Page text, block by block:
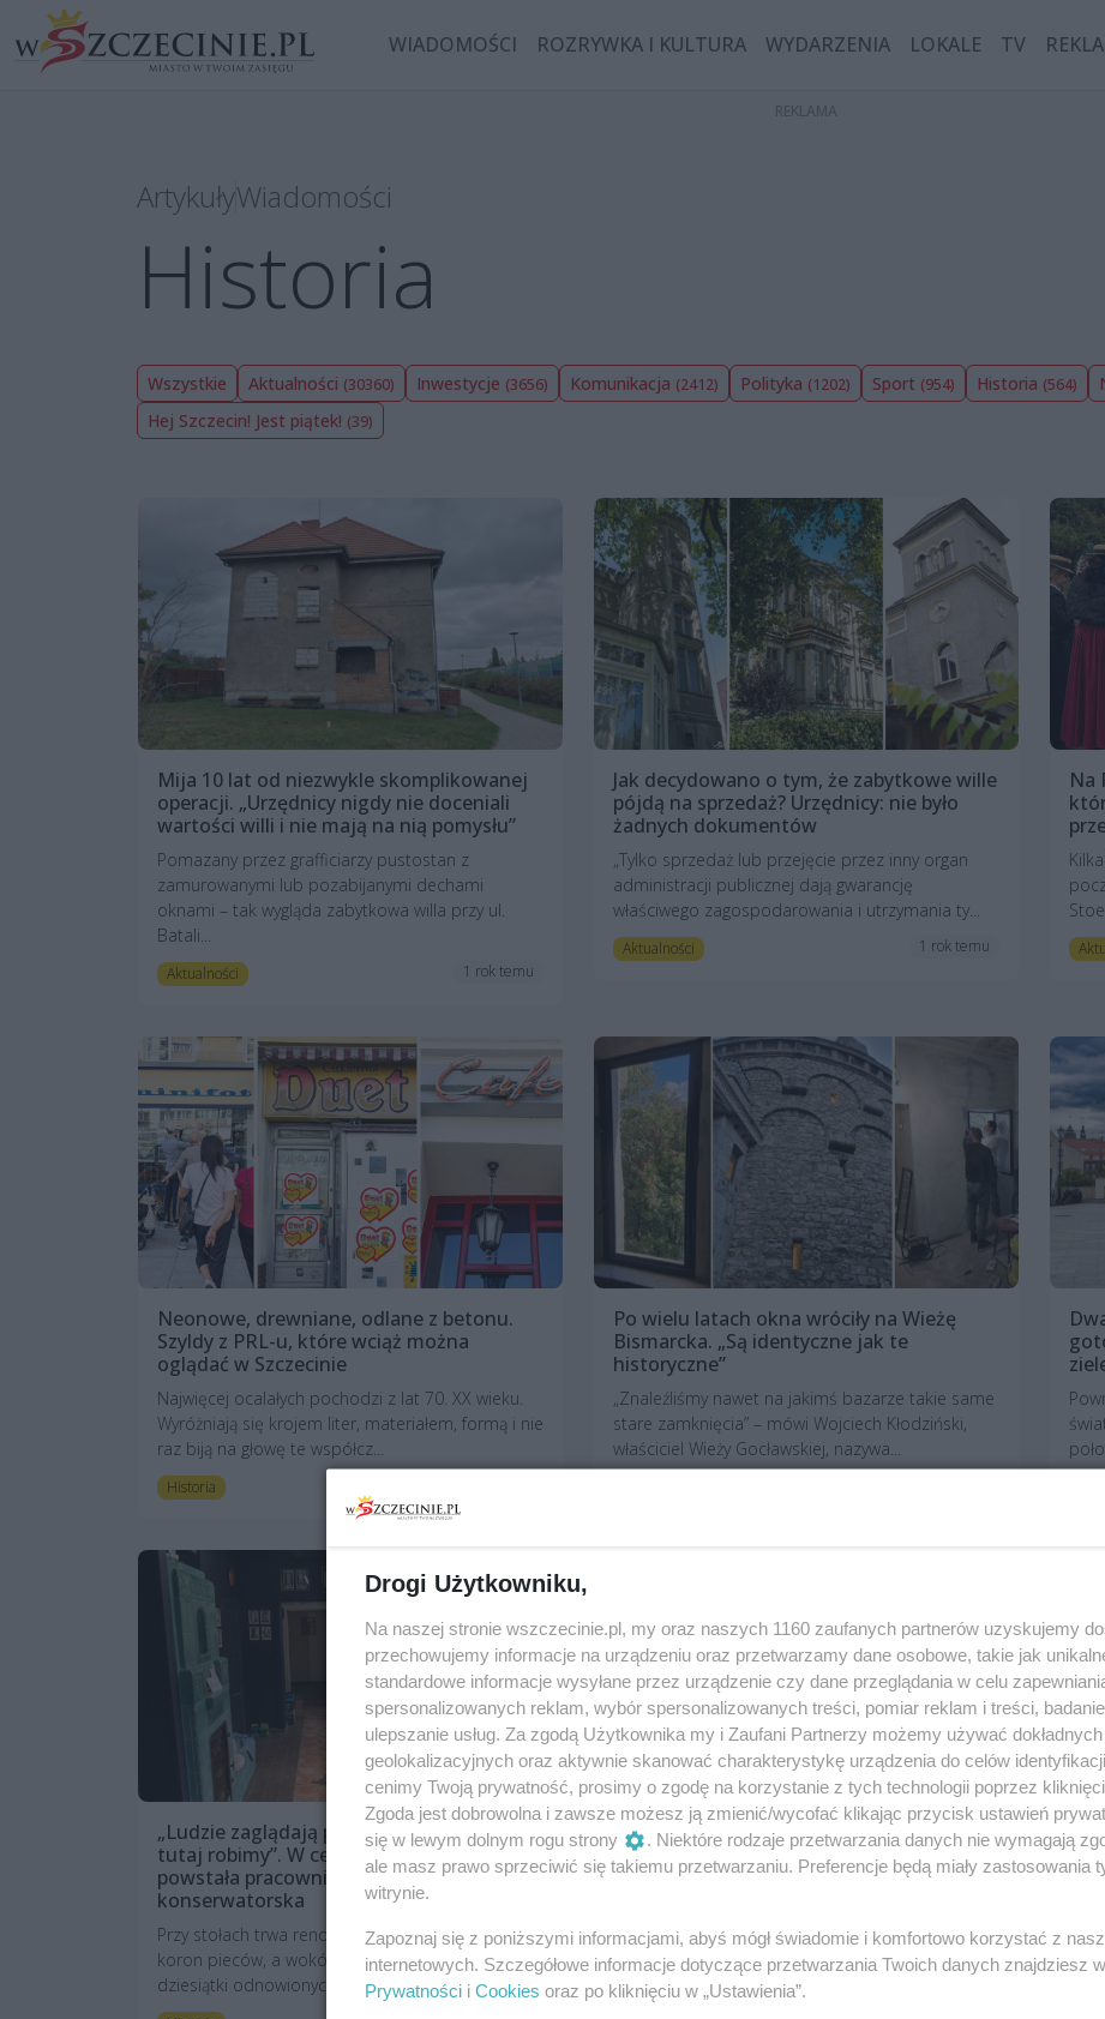
WIADOMOŚCI ROZRYWKA I KULTURA WYDARZENIA LOKALE TV
ArtykułyWiadomości
Historia
Wszystkie Aktualności (30360) Inwestycje (3656) Komunikacja (2412) Polityka (1202) Sport (954) Historia (564)
Hej Szczecin! Jest piątek! (39)
Mija 10 lat od niezwykle skomplikowanej
operacji. „Urzędnicy nigdy nie doceniali
wartości willi i nie mają na nią pomysłu”
Pomazany przez grafficiarzy pustostan z
zamurowanymi lub pozabijanymi dechami
oknami – tak wygląda zabytkowa willa przy ul.
Batali...
Aktualności 1 rok temu
Jak decydowano o tym, że zabytkowe wille
pójdą na sprzedaż? Urzędnicy: nie było
żadnych dokumentów
„Tylko sprzedaż lub przejęcie przez inny organ
administracji publicznej dają gwarancję
właściwego zagospodarowania i utrzymania ty...
Aktualności 1 rok temu
Na
Neonowe, drewniane, odlane z betonu.
Szyldy z PRL-u, które wciąż można
oglądać w Szczecinie
Najwięcej ocalałych pochodzi z lat 70. XX wieku.
Wyróżniają się krojem liter, materiałem, formą i nie
raz biją na głowę te współcz...
Historia
Po wielu latach okna wróciły na Wieżę
Bismarcka. „Są identyczne jak te
historyczne”
„Znaleźliśmy nawet na jakimś bazarze takie same
stare zamknięcia” – mówi Wojciech Kłodziński,
właściciel Wieży Gocławskiej, nazywa...
„Ludzie zaglądają przez okna i pytają, co
tutaj robimy”. W centrum Szczecina
powstała pracownia zduńsko-
konserwatorska
Przy stołach trwa renowacja zdobionych kafli i
koron pieców, a wokół nich wyeksponowano
dziesiątki odnowionych już elementów – tak...
Odnaleźli kolejne historyczne miejsce w
Puszczy Bukowej. Upamiętnia autora
„Ody do radości”
inskrypcja sprzed blisko 120 lat poświęcona
pamięci poety Friedricha Schillera. Znów...
Aktualności
Drogi Użytkowniku,
Na naszej stronie wszczecinie.pl, my oraz naszych 1160 zaufanych partnerów uzyskujemy
przechowujemy informacje na urządzeniu oraz przetwarzamy dane osobowe, takie jak
standardowe informacje wysyłane przez urządzenie czy dane przeglądania w celu
spersonalizowanych reklam, wybór spersonalizowanych treści, pomiar reklam i treści,
ulepszanie usług. Za zgodą Użytkownika my i Zaufani Partnerzy możemy używać
geolokalizacyjnych oraz aktywnie skanować charakterystykę urządzenia do celów
cenimy Twoją prywatność, prosimy o zgodę na korzystanie z tych technologii poprzez
Zgoda jest dobrowolna i zawsze możesz ją zmienić/wycofać klikając przycisk ustawień
się w lewym dolnym rogu strony
. Niektóre rodzaje przetwarzania danych nie wymagają
ale masz prawo sprzeciwić się takiemu przetwarzaniu. Preferencje będą miały zastosowania
witrynie.
Zapoznaj się z poniższymi informacjami, abyś mógł świadomie i komfortowo korzystać z
internetowych. Szczegółowe informacje dotyczące przetwarzania Twoich danych znajdziesz w
Prywatności i Cookies oraz po kliknięciu w „Ustawienia”.